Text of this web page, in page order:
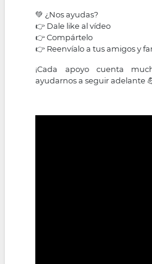
💚 ¿Nos ayudas?
👉 Dale like al vídeo
👉 Compártelo
👉 Reenvíalo a tus amigos y
¡Cada apoyo cuenta
ayudarnos a seguir adelante